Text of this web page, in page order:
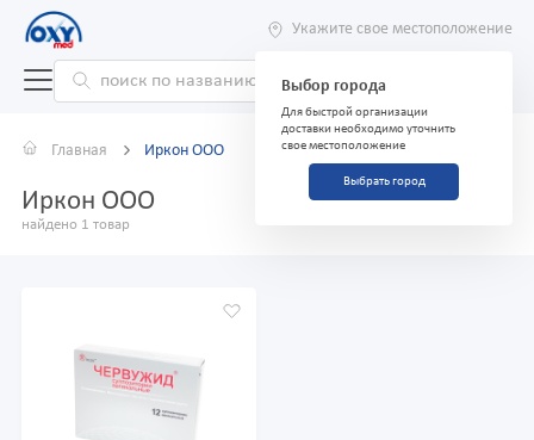
Укажите свое местоположение
Выбор города
Для быстрой организации
доставки необходимо уточнить
свое местоположение
Выбрать город
Главная Иркон ООО
Иркон ООО
найдено 1 товар